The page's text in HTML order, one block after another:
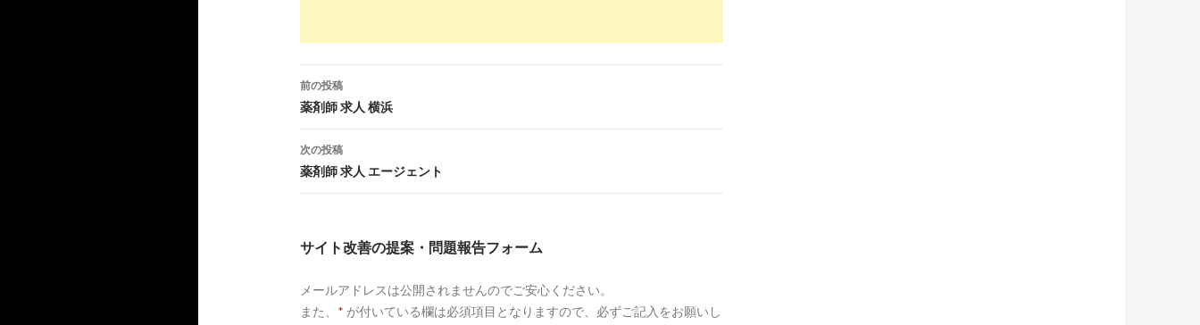
10 https://www.38-8931.com/job/gifu/
フ
岐阜市薬剤師求人一覧 | 薬剤師求人のヤクジョブ
- 薬剤師ネット
岐阜県病院薬剤師会
2017-
投
稿
ナ
ゲ
シ
前の投稿
薬剤師 求人 横浜
次の投稿
薬剤師 求人 エージェント
サイト改善の提案・問題報告フォーム
メールアドレスは公開されませんのでご安心ください。
また、 * が付いている欄は必須項目となりますので、必ずご記入をお願いし